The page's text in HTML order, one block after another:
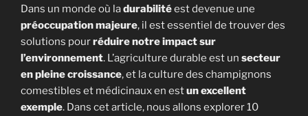
Dans un monde où ladurabilitéest devenue une
préoccupation majeure, il est essentiel de trouver des
solutions pourréduire notre impact sur
l’environnement. L’agriculture durable est un secteur
en pleine croissance, et la culture des champignons
comestibles et médicinaux en estun excellent
exemple. Dans cet article, nous allons explorer 10